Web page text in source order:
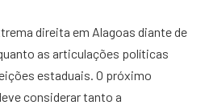
direita em Alagoas diante de
as articulações políticas
estaduais. O próximo
considerar tanto a